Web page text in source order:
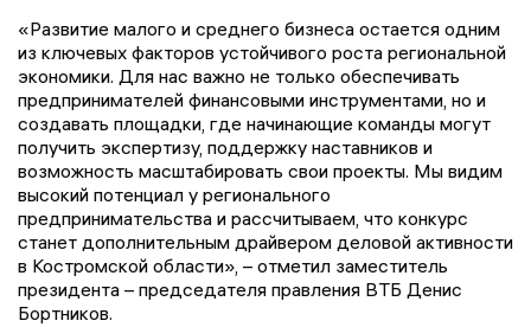
«Развитие малого и среднего бизнеса остается одним
из ключевых факторов устойчивого роста региональной
экономики. Для нас важно не только обеспечивать
предпринимателей финансовыми инструментами, но и
создавать площадки, где начинающие команды могут
получить экспертизу, поддержку наставников и
возможность масштабировать свои проекты. Мы видим
высокий потенциал у регионального
предпринимательства и рассчитываем, что конкурс
станет дополнительным драйвером деловой активности
в Костромской области», – отметил заместитель
президента – председателя правления ВТБ Денис
Бортников.